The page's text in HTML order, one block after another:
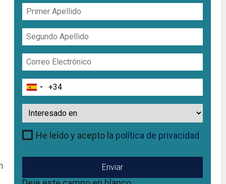
Primer
Apellido
Segundo
Apellido
Correo
Electrónico
Teléfono
Interesado
en
He leído y acepto la política de privacidad